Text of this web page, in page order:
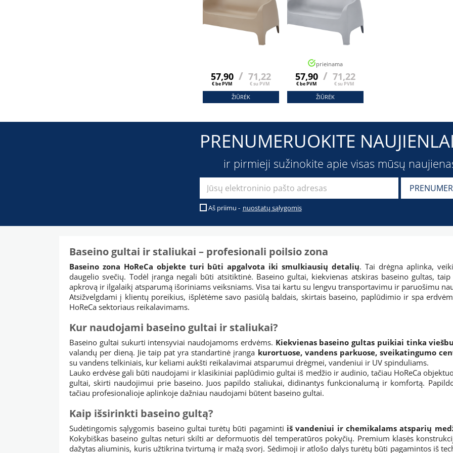
57,90
€ be PVM
/ 71,22
€ su PVM
ŽIŪRĖK
prieinama
57,90
€ be PVM
/ 71,22
€ su PVM
ŽIŪRĖK
PRENUMERUOKITE
ir pirmieji sužinokite apie visas mūsų
Aš priimu - nuostatų sąlygomis
Baseino gultai ir staliukai – profesionali poilsio zona
Baseino zona HoReCa objekte turi būti apgalvota iki smulkiausių detalių. Tai drėgna aplinka,
daugelio svečių. Todėl įranga negali būti atsitiktinė. Baseino gultai, kiekvienas atskiras baseino gultas,
apkrovą ir ilgalaikį atsparumą išoriniams veiksniams. Visa tai kartu su lengvu transportavimu ir paruošimu
Atsižvelgdami į klientų poreikius, išplėtėme savo pasiūlą baldais, skirtais baseino, paplūdimio ir spa
HoReCa sektoriaus reikalavimams.
Kur naudojami baseino gultai ir staliukai?
Baseino gultai sukurti intensyviai naudojamoms erdvėms. Kiekvienas baseino gultas puikiai tinka
valandų per dieną. Jie taip pat yra standartinė įranga kurortuose, vandens parkuose, sveikatingumo
su vandens telkiniais, kur keliami aukšti reikalavimai atsparumui drėgmei, vandeniui ir UV spinduliams.
Lauko erdvėse gali būti naudojami ir klasikiniai paplūdimio gultai iš medžio ir audinio, tačiau HoReCa
gultai, skirti naudojimui prie baseino. Juos papildo staliukai, didinantys funkcionalumą ir komfortą.
tačiau profesionalioje aplinkoje dažniau naudojami būtent baseino gultai.
Kaip išsirinkti baseino gultą?
Sudėtingomis sąlygomis baseino gultai turėtų būti pagaminti iš vandeniui ir chemikalams atsparių
Kokybiškas baseino gultas neturi skilti ar deformuotis dėl temperatūros pokyčių. Premium klasės
dažytas aliuminis, kuris užtikrina tvirtumą ir mažą svorį. Sėdimoji ir atlošo dalys turėtų būti pagamintos iš